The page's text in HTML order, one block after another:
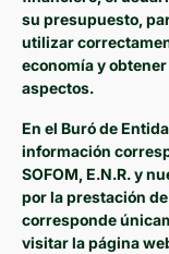
su presupuesto,
utilizar
economía y
aspectos.
En el Buró de
información
SOFOM, E.N.R. y
por la prestación
corresponde
visitar la página